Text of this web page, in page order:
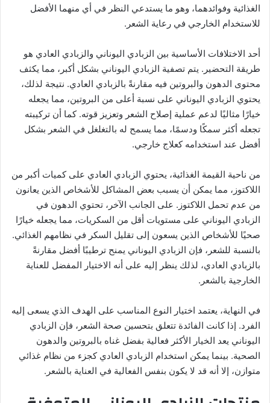
الغذائية وفوائدهما، وهو ما يستدعي النظر في أي منهما الأفضل
للاستخدام الخارجي في رعاية الشعر.
أحد الاختلافات الأساسية بين الزبادي اليوناني والزبادي العادي هو
طريقة التحضير. يتم تصفية الزبادي اليوناني بشكل أكبر، مما يكثف
محتوى الدهون والبروتين فيه مقارنةً بالزبادي العادي. نتيجة لذلك،
يحتوي الزبادي اليوناني على نسبة أعلى من البروتين، مما يجعله
خيارًا مثاليًا لدعم عملية إصلاح الشعر وتعزيز قوته. كما أن تركيبته
تجعله أكثر سمكًا ودسمًا، مما يسمح له بالتغلغل في الشعر بشكل
أفضل عند استخدامه كعلاج خارجي.
من ناحية القيمة الغذائية، يحتوي الزبادي العادي على كميات أكبر من
اللاكتوز، مما يمكن أن يسبب بعض المشاكل للأشخاص الذين يعانون
من عدم تحمل اللاكتوز. على الجانب الآخر، تحتوي الدهون في
الزبادي اليوناني على مستويات أقل من السكريات، مما يجعله خيارًا
صحيًا للأشخاص الذين يسعون إلى تقليل السكر في نظامهم الغذائي.
بالنسبة للشعر، فإن الزبادي اليوناني يمنح ترطيبًا أفضل مقارنةً
بالزبادي العادي، لذلك ينظر إليه على أنه الاختيار المفضل للعناية
الخارجية بالشعر.
في النهاية، يعتمد اختيار النوع المناسب على الهدف الذي يسعى إليه
الفرد. إذا كانت الفائدة تتعلق بتحسين صحة الشعر، فإن الزبادي
اليوناني يعد الخيار الأكثر فعالية بفضل غناه بالبروتين والدهون
الصحية. بينما يمكن استخدام الزبادي العادي كجزء من نظام غذائي
متوازن، إلا أنه قد لا يكون بنفس الفعالية في العناية بالشعر.